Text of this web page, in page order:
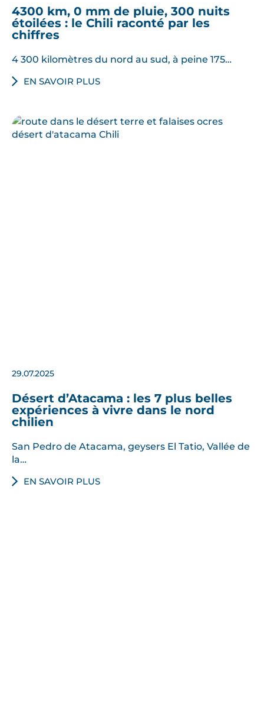
4300 km, 0 mm de pluie, 300 nuits
étoilées : le Chili raconté par les
chiffres
4 300 kilomètres du nord au sud, à peine 175…
EN SAVOIR PLUS
29.07.2025
Désert d’Atacama : les 7 plus belles
expériences à vivre dans le nord
chilien
San Pedro de Atacama, geysers El Tatio, Vallée de
la…
EN SAVOIR PLUS